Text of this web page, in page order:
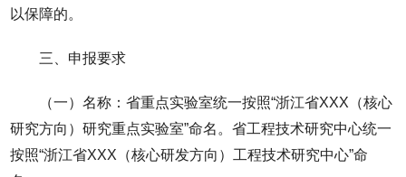
以保障的。
三、申报要求
（一）名称：省重点实验室统一按照“浙江省XXX（核心
研究方向）研究重点实验室”命名。省工程技术研究中心统一
按照“浙江省XXX（核心研发方向）工程技术研究中心”命